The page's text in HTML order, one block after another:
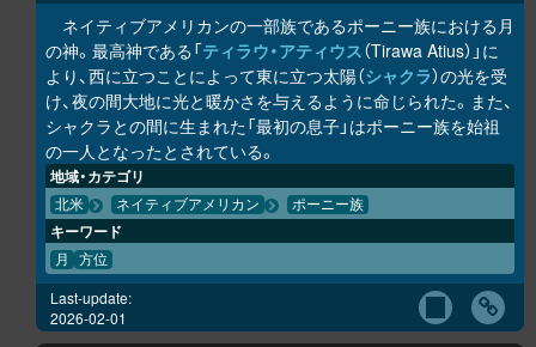
ネイティブアメリカンの一部族であるポーニー族における月
の神。最高神である「ティラウ・アティウス（Tirawa Atius）」に
より、西に立つことによって東に立つ太陽（シャクラ）の光を受
け、夜の間大地に光と暖かさを与えるように命じられた。また、
シャクラとの間に生まれた「最初の息子」はポーニー族を始祖
の一人となったとされている。
地域・カテゴリ
北米 ネイティブアメリカン ポーニー族
キーワード
月 方位
Last-update:
2026-02-01